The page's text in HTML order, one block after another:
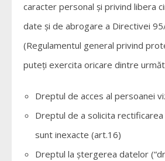
caracter personal şi privind libera
date şi de abrogare a Directivei
(Regulamentul general privind
puteţi exercita oricare dintre
Dreptul de acces al persoanei
Dreptul de a solicita
sunt inexacte (art.16)
Dreptul la ştergerea datelor